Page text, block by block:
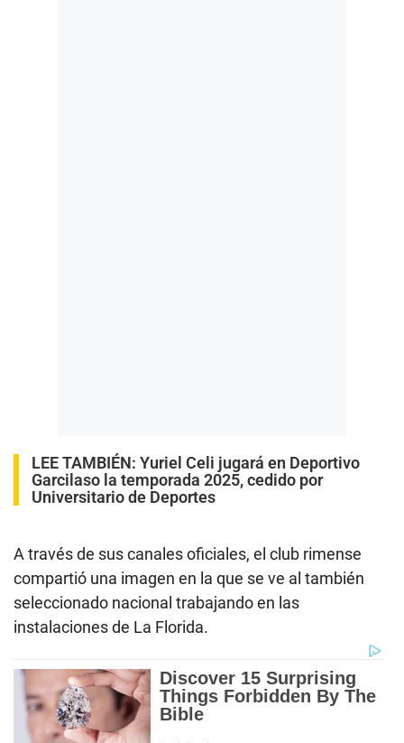
LEE TAMBIÉN: Yuriel Celi jugará en Deportivo
Garcilaso la temporada 2025, cedido por
Universitario de Deportes
A través de sus canales oficiales, el club rimense
compartió una imagen en la que se ve al también
seleccionado nacional trabajando en las
instalaciones de La Florida.